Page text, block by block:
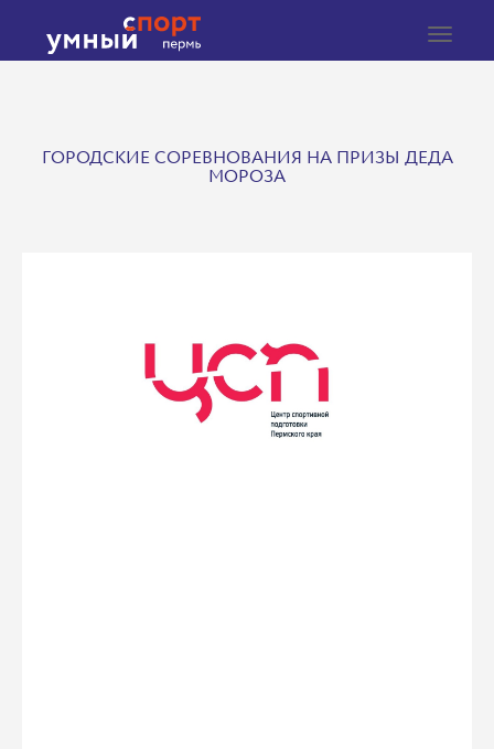
Toggle
ГОРОДСКИЕ СОРЕВНОВАНИЯ НА ПРИЗЫ ДЕДА
МОРОЗА